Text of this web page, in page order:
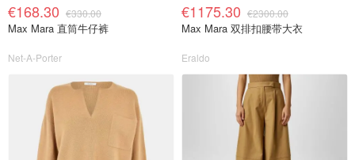
€168.30 €330.00
Max Mara 直筒牛仔裤
Net-A-Porter
€1175.30 €2300.00
Max Mara 双排扣腰带大衣
Eraldo